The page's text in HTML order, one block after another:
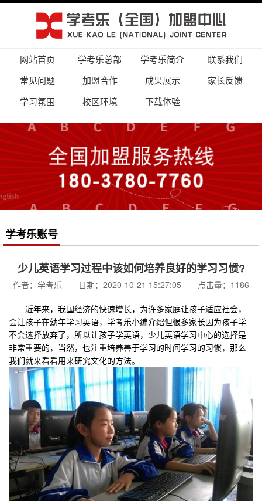
网站首页 学考乐总部 学考乐简介
联系我们
常见问题
加盟合作 成果展示
家长反馈
学习氛围
校区环境 下载体验
学考乐账号
少儿英语学习过程中该如何培养良好的学习习惯?
作者：学考乐 日期：2020-10-21 15:27:05 点击量：1186
近年来，我国经济的快速增长，为许多家庭让孩子适应社会，
会让孩子在幼年学习英语，学考乐小编介绍但很多家长因为孩子学
不会选择放弃了，所以让孩子学英语，少儿英语学习中心的选择是
非常重要的，当然，也注重培养善于学习的时间学习的习惯，那么
我们就来看看用来研究文化的方法。